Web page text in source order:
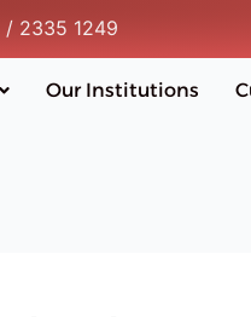
2335 1249
Our Institutions